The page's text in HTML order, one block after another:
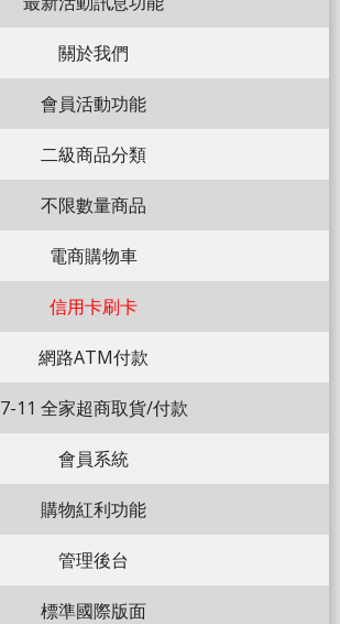
關於我們
會員活動功能
二級商品分類
不限數量商品
電商購物車
信用卡刷卡
網路ATM付款
7-11 全家超商取貨/付款
會員系統
購物紅利功能
管理後台
標準國際版面